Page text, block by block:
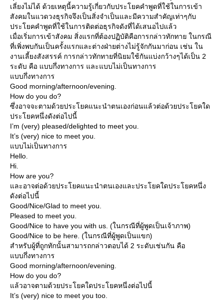
เลี่ยงไม่ได้ ด้วยเหตุนี้ความรู้เกี่ยวกับประโยคคำพูดที่ใช้ในการเข้า
สังคมในแวดวงธุรกิจจึงเป็นสิ่งจำเป็นและมีความสำคัญเท่าๆกับ
ประโยคคำพูดที่ใช้ในการติดต่อธุรกิจดังที่ได้เสนอไปแล้ว
เมื่อเริ่มการเข้าสังคม สิ่งแรกที่ต้องปฏิบัติคือการกล่าวทักทาย ในกรณี
ที่เพิ่งพบกันเป็นครั้งแรกและต่างฝ่ายต่างไม่รู้จักกันมาก่อน เช่น ใน
งานเลี้ยงสังสรรค์ การกล่าวทักทายที่นิยมใช้กันแบ่งกว้างๆได้เป็น 2
ระดับ คือ แบบกึ่งทางการ และแบบไม่เป็นทางการ
บบกึ่งทางการ
Good morning/afternoon/evening.
How do you do?
ซึ่งอาจจะตามด้วยประโยคแนะนำตนเองก่อนแล้วต่อด้วยประโยคใด
ประโยคหนึ่งดังต่อไปนี้
I’m (very) pleased/delighted to meet you.
It’s (very) nice to meet you.
บบไม่เป็นทางการ
Hello.
Hi.
How are you?
ละอาจต่อด้วยประโยคแนะนำตนเองและประโยคใดประโยคหนึ่ง
ดังต่อไปนี้
Good/Nice/Glad to meet you.
Pleased to meet you.
Good/Nice to have you with us. (ในกรณีที่ผู้พูดเป็นเจ้าภาพ)
Good/Nice to be here. (ในกรณีที่ผู้พูดเป็นแขก)
สำหรับผู้ที่ถูกทักนั้นสามารถกล่าวตอบได้ 2 ระดับเช่นกัน คือ
บบกึ่งทางการ
Good morning/afternoon/evening.
How do you do?
ล้วอาจตามด้วยประโยคใดประโยคหนึ่งต่อไปนี้
It’s (very) nice to meet you too.